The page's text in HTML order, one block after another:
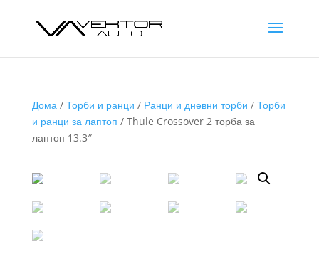
Дома/ Торби и ранци / Ранци и дневни торби / Торби
и ранци за лаптоп / Thule Crossover 2 торба за
лаптоп 13.3″